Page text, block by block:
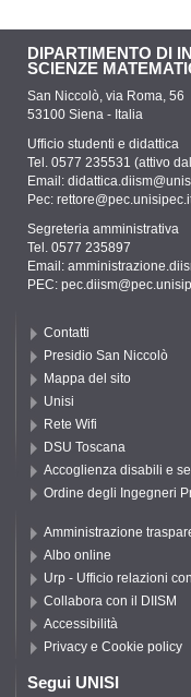
DIPARTIMENTO DI
SCIENZE
San Niccolò, via Roma, 56
53100 Siena - Italia
Ufficio studenti e didattica
Tel. 0577 235531 (attivo
Email:
Pec:
Segreteria amministrativa
Tel. 0577 235897
Email:
PEC:
Contatti
Presidio San Niccolò
Mappa del sito
Unisi
Rete Wifi
DSU Toscana
Accoglienza disabili e
Ordine degli Ingegneri
Amministrazione
Albo online
Urp - Ufficio relazioni
Collabora con il DIISM
Accessibilità
Privacy e Cookie policy
Segui UNISI